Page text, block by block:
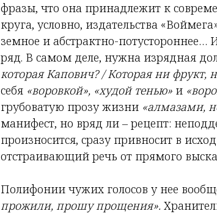
фразы, что она принадлежит к
круга, условно, издательства
земное и абстрактно-потустороннее…
ряд. В самом деле, нужна изрядная
которая Капович? / Которая ни фрукт,
себя «воровкой», «худой тенью» и
грубоватую прозу жизни «алмазами,
манифест, но вряд ли – рецепт:
произносится, сразу привносит в
отстраивающий речь от прямого
Полифонии чужих голосов у нее
прожили, прошу прощения».